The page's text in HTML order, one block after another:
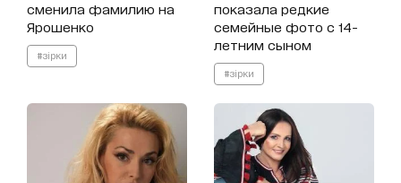
сменила фамилию на
Ярошенко
#зірки
показала редкие
семейные фото с 14-
летним сыном
#зірки